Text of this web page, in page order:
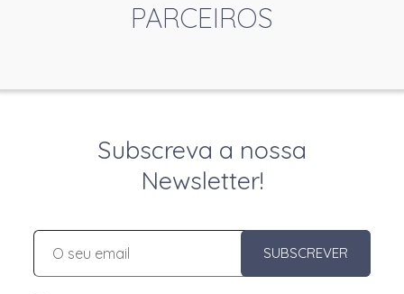
PARCEIROS
Subscreva a nossa
Newsletter!
SUBSCREVER